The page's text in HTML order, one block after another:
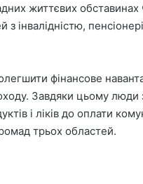
життєвих
інвалідністю,
фінансове
Завдяки цьому
і ліків до оплати
трьох областей.